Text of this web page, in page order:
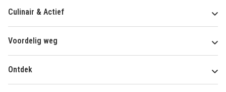
Culinair & Actief
Voordelig weg
Ontdek